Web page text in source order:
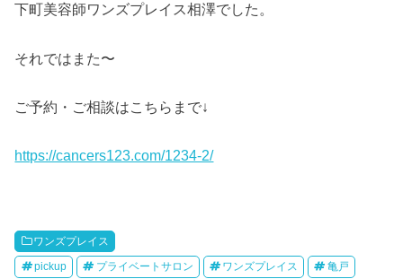
下町美容師ワンズプレイス相澤でした。
それではまた〜
ご予約・ご相談はこちらまで↓
https://cancers123.com/1234-2/
ワンズプレイス
pickup プライベートサロン ワンズプレイス 亀戸